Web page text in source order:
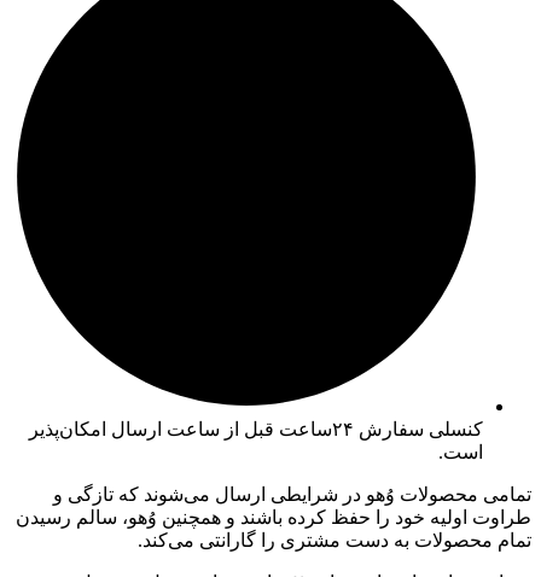
کنسلی سفارش ۲۴ساعت قبل از ساعت ارسال امکان‌پذیر
است.
تمامی محصولات وُهو در شرایطی ارسال می‌شوند که تازگی و
طراوت اولیه خود را حفظ کرده باشند و همچنین وُهو، سالم رسیدن
تمام محصولات به دست مشتری را گارانتی می‌کند.